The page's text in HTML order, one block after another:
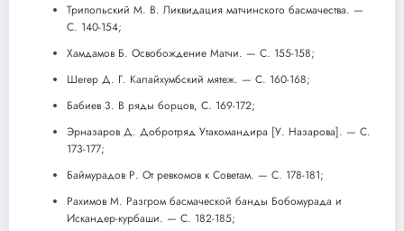
Трипольский М. В. Ликвидация матчинского басмачества. —
С. 140-154;
Хамдамов Б. Освобождение Матчи. — С. 155-158;
Шегер Д. Г. Калайхумбский мятеж. — С. 160-168;
Бабиев 3. В ряды борцов, С. 169-172;
Эрназаров Д. Добротряд Утакомандира [У. Назарова]. — С.
173-177;
Баймурадов Р. От ревкомов к Советам. — С. 178-181;
Рахимов М. Разгром басмаческой банды Бобомурада и
Искандер-курбаши. — С. 182-185;